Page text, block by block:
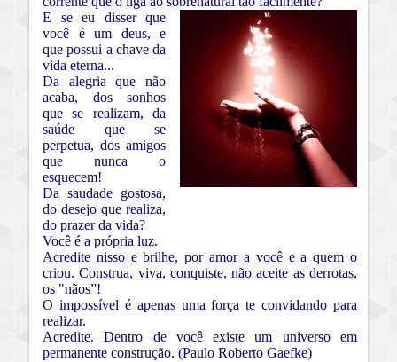
E se eu disser que
você é um deus, e
que possui a chave da
vida eterna...
Da alegria que não
acaba, dos sonhos
que se realizam, da
saúde que se
perpetua, dos amigos
que nunca o
esquecem!
Da saudade gostosa,
do desejo que realiza,
do prazer da vida?
Você é a própria luz.
Acredite nisso e brilhe, por amor a você e a quem o
criou. Construa, viva, conquiste, não aceite as derrotas,
os "nãos”!
O impossível é apenas uma força te convidando para
realizar.
Acredite. Dentro de você existe um universo em
permanente construção. (Paulo Roberto Gaefke)